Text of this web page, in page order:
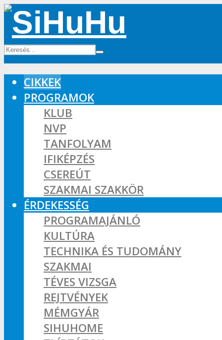
CIKKEK
PROGRAMOK
KLUB
NVP
TANFOLYAM
IFIKÉPZÉS
CSEREÚT
SZAKMAI SZAKKÖR
ÉRDEKESSÉG
PROGRAMAJÁNLÓ
KULTÚRA
TECHNIKA ÉS TUDOMÁNY
SZAKMAI
TÉVES VIZSGA
REJTVÉNYEK
MÉMGYÁR
SIHUHOME